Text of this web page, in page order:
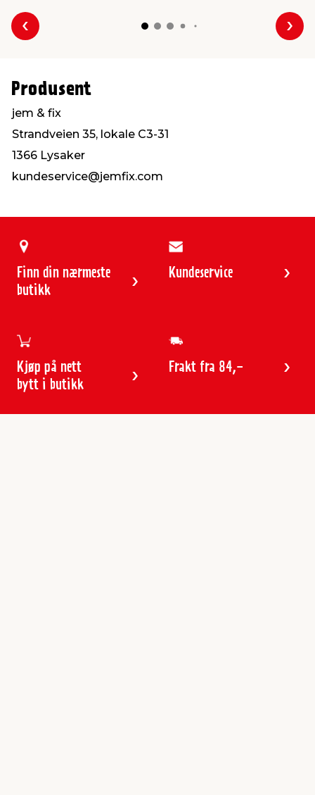
Forrige
Produsent
jem & fix
Strandveien 35, lokale C3-31
1366 Lysaker
kundeservice@jemfix.com
Finn din nærmeste
butikk
Kundeservice
Kjøp på nett
bytt i butikk
Frakt fra 84,-